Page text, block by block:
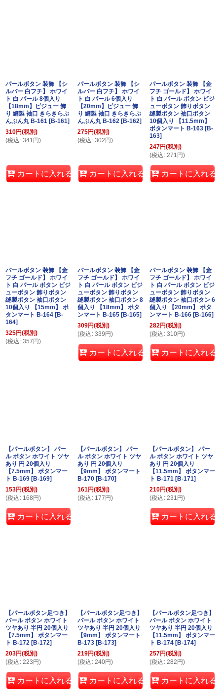
パールボタン 装飾 【シ
ルバー 白フチ】 ホワイ
ト 白 パール 8個入り
【18mm】ビジュー 飾
り 縫製 袖口 きらきらぷ
んぷん丸 B-161 [B-161]
310円(税別)
(税込 : 341 円)
カートに入れる
パールボタン 装飾 【シ
ルバー 白フチ】 ホワイ
ト 白 パール 6個入り
【20mm】ビジュー 飾
り 縫製 袖口 きらきらぷ
んぷん丸 B-162 [B-162]
275円(税別)
(税込 : 302 円)
カートに入れる
パールボタン 装飾 【金
フチ ゴールド】 ホワイ
ト 白 パール ボタン ビジ
ューボタン 飾りボタン
縫製ボタン 袖口ボタン
10個入り 【11.5mm】
ボタンマート B-163 [B-
163]
247円(税別)
(税込 : 271 円)
カートに入れる
パールボタン 装飾 【金
フチ ゴールド】 ホワイ
ト 白 パール ボタン ビジ
ューボタン 飾りボタン
縫製ボタン 袖口ボタン
10個入り 【15mm】 ボ
タンマート B-164 [B-
164]
325円(税別)
(税込 : 357 円)
パールボタン 装飾 【金
フチ ゴールド】 ホワイ
ト 白 パール ボタン ビジ
ューボタン 飾りボタン
縫製ボタン 袖口ボタン 8
個入り 【18mm】 ボタ
ンマート B-165 [B-165]
309円(税別)
(税込 : 339 円)
カートに入れる
パールボタン 装飾 【金
フチ ゴールド】 ホワイ
ト 白 パール ボタン ビジ
ューボタン 飾りボタン
縫製ボタン 袖口ボタン 6
個入り 【20mm】 ボタ
ンマート B-166 [B-166]
282円(税別)
(税込 : 310円)
カートに入れる
【パールボタン】 パー
ル ボタン ホワイト ツヤ
あり 円 20個入り
【7.5mm】 ボタンマー
ト B-169 [B-169]
153円(税別)
(税込 : 168 円)
カートに入れる
【パールボタン】 パー
ル ボタン ホワイト ツヤ
あり 円 20個入り
【9mm】 ボタンマート
B-170 [B-170]
161円(税別)
(税込 : 177 円)
【パールボタン】 パー
ル ボタン ホワイト ツヤ
あり 円 20個入り
【11.5mm】 ボタンマー
ト B-171 [B-171]
210円(税別)
(税込 : 231 円)
カートに入れる
【パールボタン足つき】
パール ボタン ホワイト
ツヤあり 半円 20個入り
【7.5mm】 ボタンマー
ト B-172 [B-172]
203円(税別)
(税込 : 223 円)
カートに入れる
【パールボタン足つき】
パール ボタン ホワイト
ツヤあり 半円 20個入り
【9mm】 ボタンマート
B-173 [B-173]
219円(税別)
(税込 : 240円)
カートに入れる
【パールボタン足つき】
パール ボタン ホワイト
ツヤあり 半円 20個入り
【11.5mm】 ボタンマー
ト B-174 [B-174]
257円(税別)
(税込 : 282 円)
カートに入れる